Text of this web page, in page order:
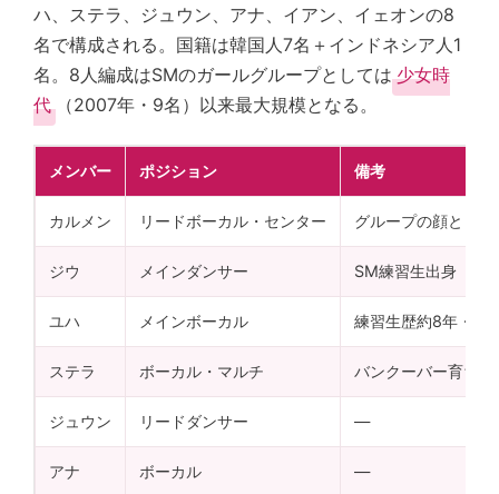
ハ、ステラ、ジュウン、アナ、イアン、イェオンの8
名で構成される。国籍は韓国人7名＋インドネシア人1
名。8人編成はSMのガールグループとしては 少女時
代
（2007年・9名）以来最大規模となる。
メンバー ポジション 備考
カルメン リードボーカル・センター グループの顔とし
ジウ メインダンサー SM練習生出身
ユハ メインボーカル 練習生歴約8年・ピ
ステラ ボーカル・マルチ バンクーバー育ち
ジュウン リードダンサー —
アナ ボーカル —